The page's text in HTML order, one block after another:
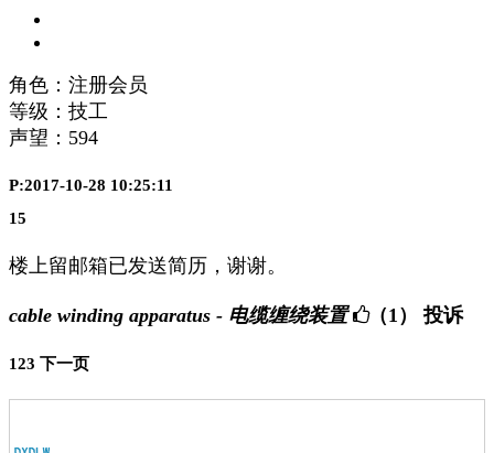
角色：注册会员
等级：技工
声望： 594
P:2017-10-28 10:25:11
15
楼上留邮箱已发送简历，谢谢。
cable winding apparatus - 电缆缠绕装置 （1） 投诉
123 下一页